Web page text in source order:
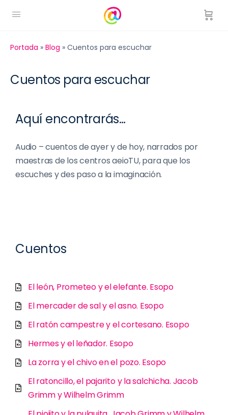
Portada » Blog » Cuentos para escuchar
Cuentos para escuchar
Aquí encontrarás…
Audio – cuentos de ayer y de hoy, narrados por
maestras de los centros aeioTU, para que los
escuches y des paso a la imaginación.
Cuentos
El león, Prometeo y el elefante. Esopo
El mercader de sal y el asno. Esopo
El ratón campestre y el cortesano. Esopo
Hermes y el leñador. Esopo
La zorra y el chivo en el pozo. Esopo
El ratoncillo, el pajarito y la salchicha. Jacob
Grimm y Wilhelm Grimm